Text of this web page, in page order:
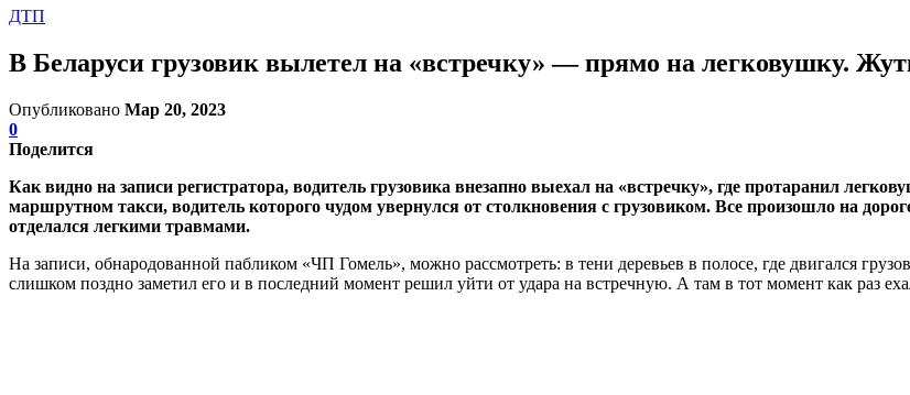
ДТП
В Беларуси грузовик вылетел на «встречку» — прямо на легковушку.
Опубликовано Мар 20, 2023
0
Поделится
Как видно на записи регистратора, водитель грузовика внезапно выехал на «встречку», где протаранил
маршрутном такси, водитель которого чудом увернулся от столкновения с грузовиком. Все произошло на
отделался легкими травмами.
На записи, обнародованной пабликом «ЧП Гомель», можно рассмотреть: в тени деревьев в полосе, где двигался
слишком поздно заметил его и в последний момент решил уйти от удара на встречную. А там в тот момент как раз